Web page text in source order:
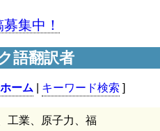
集中！
語翻訳者
ーム キーワード検索 ]
工業、原子力、福